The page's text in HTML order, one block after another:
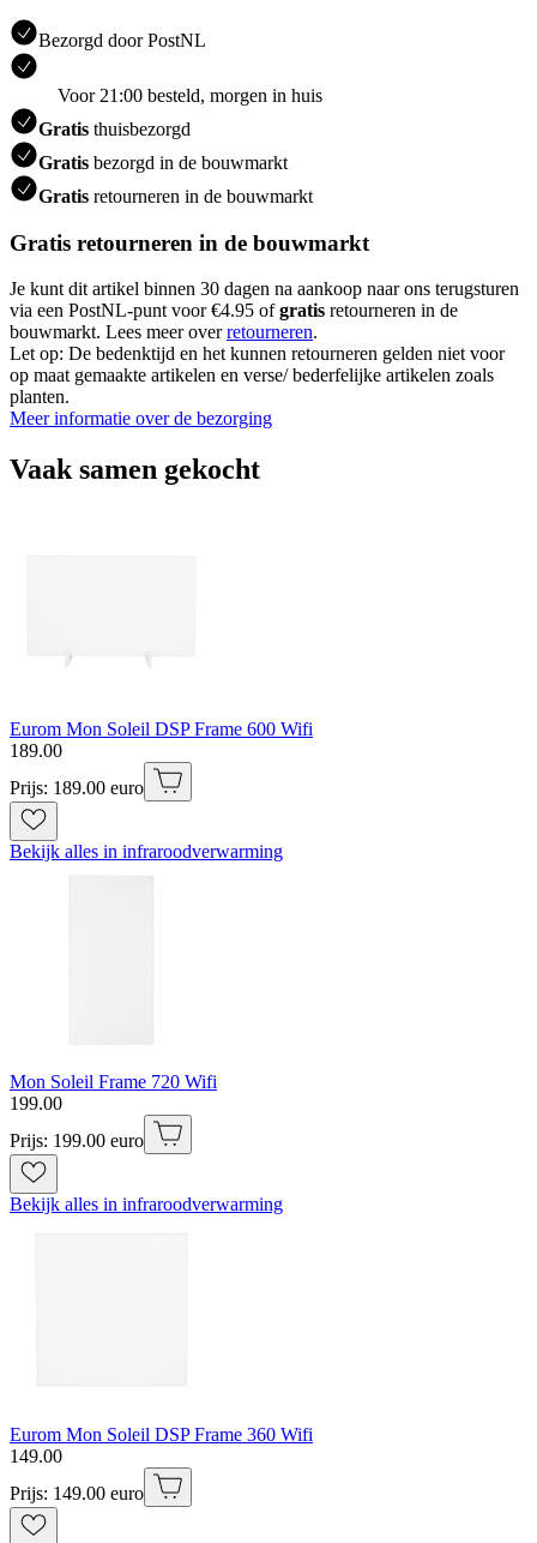
Bezorgd door PostNL
Voor 21:00 besteld, morgen in huis
Gratis thuisbezorgd
Gratis bezorgd in de bouwmarkt
Gratis retourneren in de bouwmarkt
Gratis retourneren in de bouwmarkt
Je kunt dit artikel binnen 30 dagen na aankoop naar ons terugsturen
via een PostNL-punt voor €4.95 ofgratis retourneren in de
bouwmarkt. Lees meer overretourneren.
Let op: De bedenktijd en het kunnen retourneren gelden niet voor
op maat gemaakte artikelen en verse/ bederfelijke artikelen zoals
planten.
Meer informatie over de bezorging
Vaak samen gekocht
Eurom Mon Soleil DSP Frame 600 Wifi
189.00
Prijs: 189.00 euro
Bekijk alles in infraroodverwarming
Mon Soleil Frame 720 Wifi
199.00
Prijs: 199.00 euro
Bekijk alles in infraroodverwarming
Eurom Mon Soleil DSP Frame 360 Wifi
149.00
Prijs: 149.00 euro